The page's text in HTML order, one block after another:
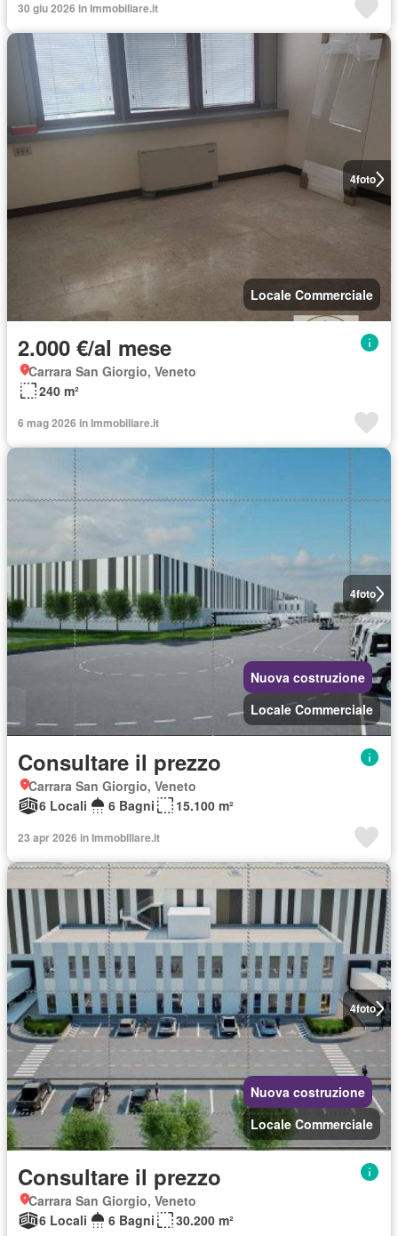
30 giu 2026 in Immobiliare.it
4foto
Locale Commerciale
2.000 €/al mese
Carrara San Giorgio, Veneto
240 m²
6 mag 2026 in Immobiliare.it
4foto
Nuova costruzione
Locale Commerciale
Consultare il prezzo
Carrara San Giorgio, Veneto
6 Locali
6 Bagni 15.100 m²
23 apr 2026 in Immobiliare.it
4foto
Nuova costruzione
Locale Commerciale
Consultare il prezzo
Carrara San Giorgio, Veneto
6 Locali
6 Bagni 30.200 m²